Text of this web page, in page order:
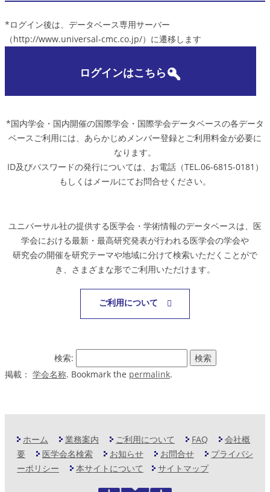
*ログイン後は、データベース専用サーバー
（http://www.universal-cmc.co.jp/）に遷移します
ログインはこちら
*国内学会・国内開催の国際学会・国際学会データベースの各データ
ベースご利用には、あらかじめメンバー登録とご利用料金が必要に
なります。
ID及びパスワードの発行については、お電話（TEL.06-6815-0181）
もしくはメールにてお問合せください。
ユニバーサル社の提供する医学会・学術情報のデータベースは、医
学会における最新・最高研究発表が行われる医学会の学会や
研究会の開催を研究テーマや地域に分けて検索いただくことがで
き、さまざまな形でご利用いただけます。
ご利用について
検索:
掲載： 学会名称. Bookmark the permalink.
ホーム 業務案内 ご利用について FAQ
会社概
要
医学会名検索 お知らせ お問合せ
プライバシ
ーポリシー
本サイトについて サイトマップ